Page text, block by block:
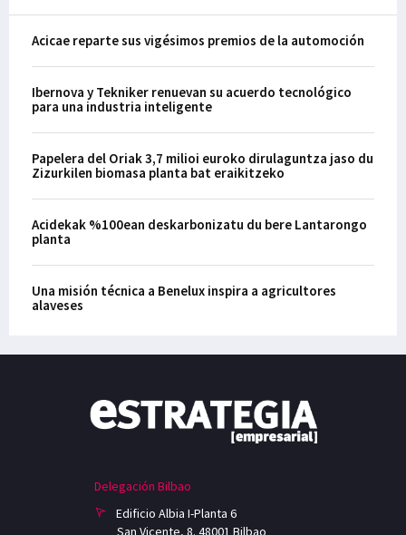
Acicae reparte sus vigésimos premios de la automoción
Ibernova y Tekniker renuevan su acuerdo tecnológico
para una industria inteligente
Papelera del Oriak 3,7 milioi euroko dirulaguntza jaso du
Zizurkilen biomasa planta bat eraikitzeko
Acidekak %100ean deskarbonizatu du bere Lantarongo
planta
Una misión técnica a Benelux inspira a agricultores
alaveses
Delegación Bilbao
Edificio Albia I-Planta 6
San Vicente, 8. 48001 Bilbao